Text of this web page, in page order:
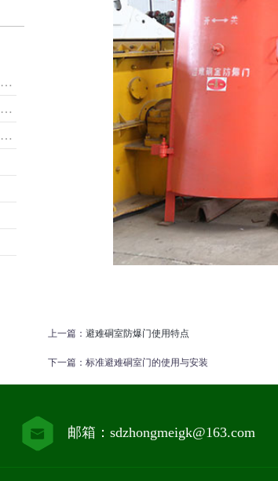
避难硐室门
避难硐室防爆门的抗爆与密封性能优势解析
避难硐室防爆门的抗爆与密封性能优势解析
避难硐室防爆门的抗爆与密封性能优势解析
上一篇： 避难硐室防爆门使用特点
下一篇： 标准避难硐室门的使用与安装
邮箱：sdzhongmeigk@163.com